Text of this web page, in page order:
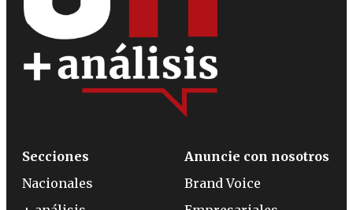
Secciones
Nacionales
Anuncie con nosotros
Brand Voice